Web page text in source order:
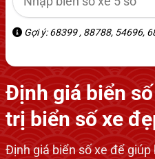
Gợi ý: 68399 , 88788, 54696,
Định giá biển
trị biển số xe
Định giá biển số xe để